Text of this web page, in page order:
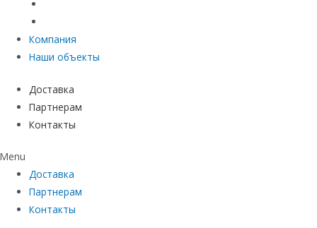
Компания
Наши объекты
Доставка
Партнерам
Контакты
Menu
Доставка
Партнерам
Контакты